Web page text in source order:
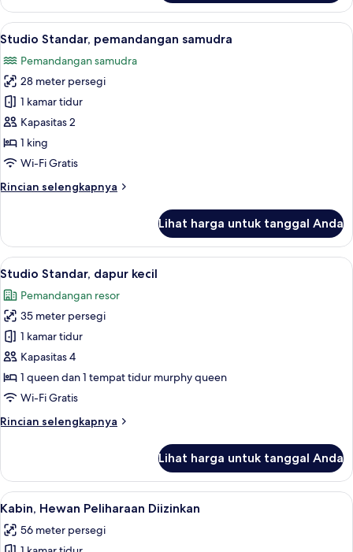
Suite
Standar,
pemandangan
Lihat
semua
foto
untuk
Studio
Standar,
pemandangan
samudra
Studio Standar, pemandangan
3
Studio Standar, pemandangan samudra
Pemandangan samudra
28 meter persegi
1 kamar tidur
Kapasitas 2
1 king
Wi-Fi Gratis
Rincian selengkapnya
Rincian
Studio
Standar,
pemandangan
Lihat harga untuk tanggal Anda
Lihat
semua
foto
untuk
Studio
Standar,
dapur
kecil
Studio Standar, dapur kecil | Seprai
6
Studio Standar, dapur kecil
Pemandangan resor
35 meter persegi
1 kamar tidur
Kapasitas 4
1 queen dan 1 tempat tidur murphy queen
Wi-Fi Gratis
Rincian selengkapnya
Rincian
Studio
Standar,
dapur
Lihat harga untuk tanggal Anda
Lihat
semua
foto
Kabin, Hewan Peliharaan Diizinkan |
1
Kabin, Hewan Peliharaan Diizinkan
56 meter persegi